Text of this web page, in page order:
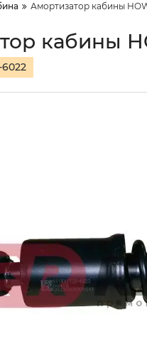
Амортизатор кабины
кабины
6022